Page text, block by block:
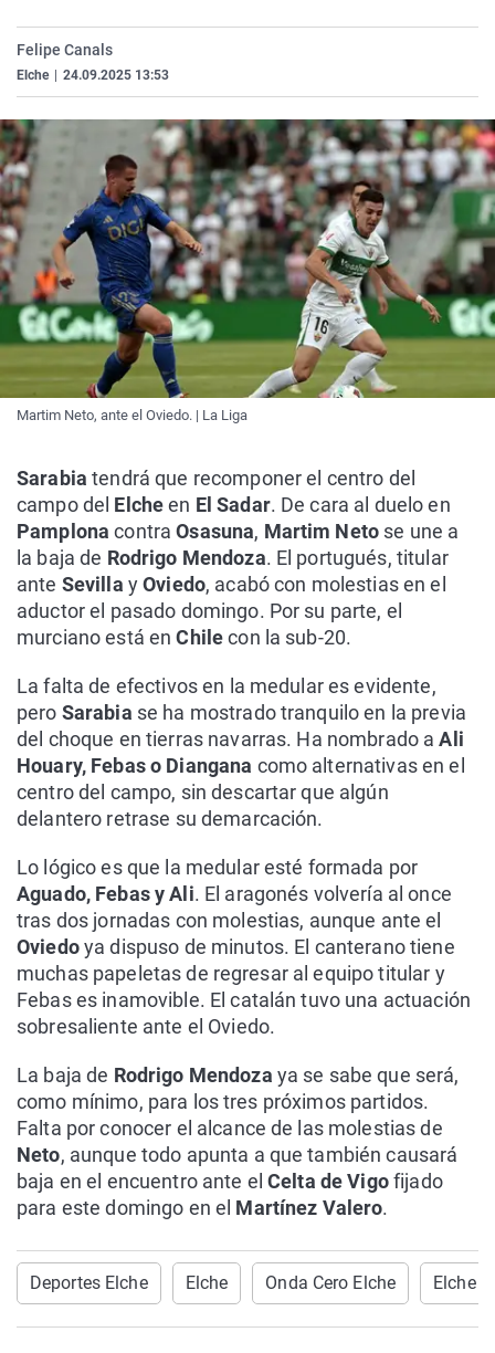
Como el perro y el
Equipo de
Operación Viuda
La Rioja
Navarra
País Vasco
Elecciones
Felipe Canals
Elche 24.09.2025 13:53
Martim Neto, ante el Oviedo. | La Liga
Sarabiatendrá que recomponer el centro del
campo del Elcheen El Sadar. De cara al duelo en
PamplonacontraOsasuna, Martim Neto se une a
la baja de Rodrigo Mendoza. El portugués, titular
ante Sevilla yOviedo, acabó con molestias en el
aductor el pasado domingo. Por su parte, el
murciano está enChilecon la sub-20.
La falta de efectivos en la medular es evidente,
pero Sarabia se ha mostrado tranquilo en la previa
del choque en tierras navarras. Ha nombrado aAli
Houary, Febas o Diangana como alternativas en el
centro del campo, sin descartar que algún
delantero retrase su demarcación.
Lo lógico es que la medular esté formada por
Aguado, Febas y Ali. El aragonés volvería al once
tras dos jornadas con molestias, aunque ante el
Oviedoya dispuso de minutos. El canterano tiene
muchas papeletas de regresar al equipo titular y
Febas es inamovible. El catalán tuvo una actuación
sobresaliente ante el Oviedo.
La baja de Rodrigo Mendoza ya se sabe que será,
como mínimo, para los tres próximos partidos.
Falta por conocer el alcance de las molestias de
Neto, aunque todo apunta a que también causará
baja en el encuentro ante elCelta de Vigofijado
para este domingo en el Martínez Valero.
Deportes Elche Elche Onda Cero Elche Elche